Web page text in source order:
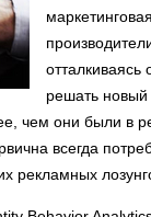
отталкиваясь
решать
чем они были в
всегда
рекламных